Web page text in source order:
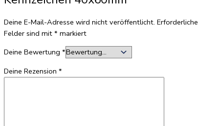
Deine E-Mail-Adresse wird nicht veröffentlicht. Erforderliche
Felder sind mit * markiert
Deine Bewertung *
Deine Rezension *